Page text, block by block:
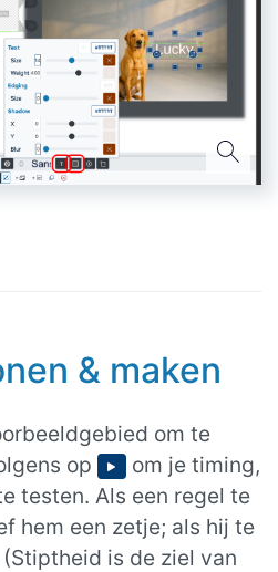
& maken
om te
op
om je timing,
testen. Als een regel te
hem een zetje; als hij te
is de ziel van